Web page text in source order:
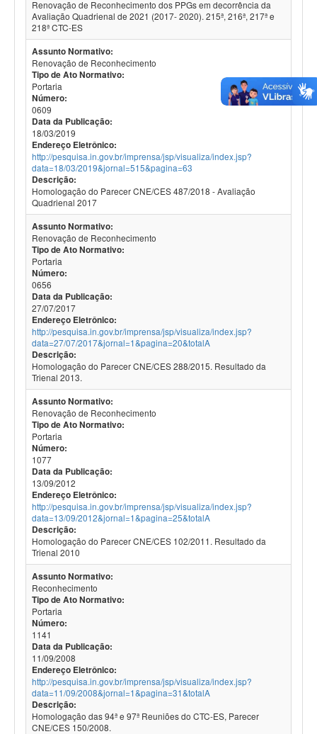
Renovação de Reconhecimento dos PPGs em decorrência da
Avaliação Quadrienal de 2021 (2017- 2020). 215ª, 216ª, 217ª e
218ª CTC-ES
Assunto Normativo:
Renovação de Reconhecimento
Tipo de Ato Normativo:
Portaria
Número:
0609
Data da Publicação:
18/03/2019
Endereço Eletrônico:
http://pesquisa.in.gov.br/imprensa/jsp/visualiza/index.jsp?
data=18/03/2019&jornal=515&pagina=63
Descrição:
Homologação do Parecer CNE/CES 487/2018 - Avaliação
Quadrienal 2017
Assunto Normativo:
Renovação de Reconhecimento
Tipo de Ato Normativo:
Portaria
Número:
0656
Data da Publicação:
27/07/2017
Endereço Eletrônico:
http://pesquisa.in.gov.br/imprensa/jsp/visualiza/index.jsp?
data=27/07/2017&jornal=1&pagina=20&totalA
Descrição:
Homologação do Parecer CNE/CES 288/2015. Resultado da
Trienal 2013.
Assunto Normativo:
Renovação de Reconhecimento
Tipo de Ato Normativo:
Portaria
Número:
1077
Data da Publicação:
13/09/2012
Endereço Eletrônico:
http://pesquisa.in.gov.br/imprensa/jsp/visualiza/index.jsp?
data=13/09/2012&jornal=1&pagina=25&totalA
Descrição:
Homologação do Parecer CNE/CES 102/2011. Resultado da
Trienal 2010
Assunto Normativo:
Reconhecimento
Tipo de Ato Normativo:
Portaria
Número:
1141
Data da Publicação:
11/09/2008
Endereço Eletrônico:
http://pesquisa.in.gov.br/imprensa/jsp/visualiza/index.jsp?
data=11/09/2008&jornal=1&pagina=31&totalA
Descrição:
Homologação das 94ª e 97ª Reuniões do CTC-ES, Parecer
CNE/CES 150/2008.